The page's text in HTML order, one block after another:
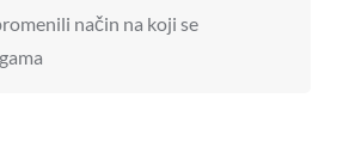
način na koji se